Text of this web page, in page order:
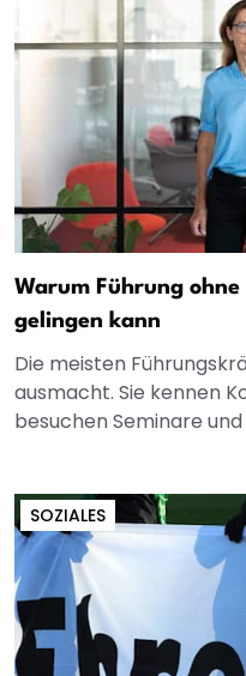
Warum Führung
gelingen kann
Die meisten
ausmacht. Sie kennen
besuchen Seminare
SOZIALES